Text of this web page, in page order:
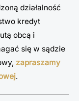
działalność
kredyt
obcą i
się w sądzie
zapraszamy
.